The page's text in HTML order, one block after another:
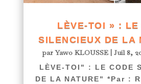
LÈVE-TOI » : LE
SILENCIEUX DE LA
parYawo KLOUSSE| Juil 8,
LÈVE-TOI" : LE CODE
DE LA NATURE" *Par :